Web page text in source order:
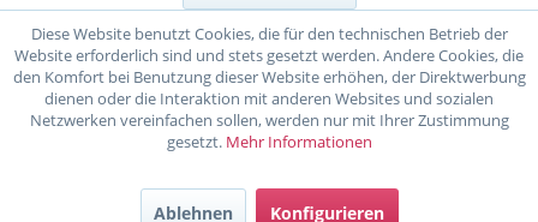
Diese Website benutzt Cookies, die für den technischen Betrieb der
Website erforderlich sind und stets gesetzt werden. Andere Cookies, die
den Komfort bei Benutzung dieser Website erhöhen, der Direktwerbung
dienen oder die Interaktion mit anderen Websites und sozialen
Netzwerken vereinfachen sollen, werden nur mit Ihrer Zustimmung
gesetzt. Mehr Informationen
Ablehnen Konfigurieren